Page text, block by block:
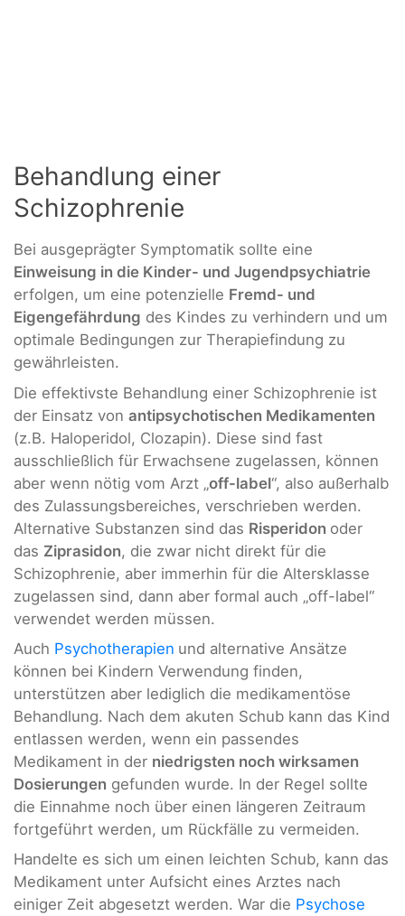
Behandlung einer
Schizophrenie
Bei ausgeprägter Symptomatik sollte eine
Einweisung in die Kinder- und Jugendpsychiatrie
erfolgen, um eine potenzielle Fremd- und
Eigengefährdung des Kindes zu verhindern und um
optimale Bedingungen zur Therapiefindung zu
gewährleisten.
Die effektivste Behandlung einer Schizophrenie ist
der Einsatz von antipsychotischen Medikamenten
(z.B. Haloperidol, Clozapin). Diese sind fast
ausschließlich für Erwachsene zugelassen, können
aber wenn nötig vom Arzt „off-label“, also außerhalb
des Zulassungsbereiches, verschrieben werden.
Alternative Substanzen sind das Risperidon oder
das Ziprasidon, die zwar nicht direkt für die
Schizophrenie, aber immerhin für die Altersklasse
zugelassen sind, dann aber formal auch „off-label“
verwendet werden müssen.
Auch Psychotherapien und alternative Ansätze
können bei Kindern Verwendung finden,
unterstützen aber lediglich die medikamentöse
Behandlung. Nach dem akuten Schub kann das Kind
entlassen werden, wenn ein passendes
Medikament in der niedrigsten noch wirksamen
Dosierungen gefunden wurde. In der Regel sollte
die Einnahme noch über einen längeren Zeitraum
fortgeführt werden, um Rückfälle zu vermeiden.
Handelte es sich um einen leichten Schub, kann das
Medikament unter Aufsicht eines Arztes nach
einiger Zeit abgesetzt werden. War die Psychose